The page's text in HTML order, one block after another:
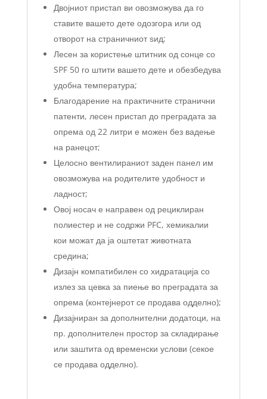
Двојниот пристап ви овозможува да го
ставите вашето дете одозгора или од
отворот на страничниот ѕид;
Лесен за користење штитник од сонце со
SPF 50 го штити вашето дете и обезбедува
удобна температура;
Благодарение на практичните странични
патенти, лесен пристап до преградата за
опрема од 22 литри е можен без вадење
на ранецот;
Целосно вентилираниот заден панел им
овозможува на родителите удобност и
ладност;
Овој носач е направен од рециклиран
полиестер и не содржи PFC, хемикалии
кои можат да ја оштетат животната
средина;
Дизајн компатибилен со хидратација со
излез за цевка за пиење во преградата за
опрема (контејнерот се продава одделно);
Дизајниран за дополнителни додатоци, на
пр. дополнителен простор за складирање
или заштита од временски услови (секое
се продава одделно).